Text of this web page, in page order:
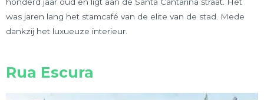
was jaren lang het stamcafé van de elite van de stad. Mede
dankzij het luxueuze interieur.
Rua Escura